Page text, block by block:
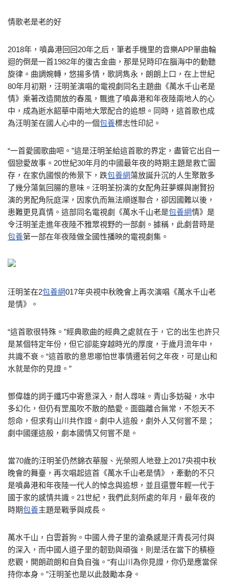
情歌老是老的好
2018年，噴鼻港回回20年之后，筆者手機里的音樂APP單曲輪
迴的倒是一首1982年的復古金曲，那是兒時印在腦海中的動聽
旋律。曲調婉轉，悠揚多情，歌詞雋永，朗朗上口，在上世紀
80年月初期，汪明荃演唱的電視劇同名主題曲《萬水千山老是
情》乘著改造開放的春風，飄進了噴鼻港和年夜陸兩地人的心
中，成為逝水韶華中兩地大眾配合的追想。同時，這首歌也成
為汪明荃在國人心中的一個包養標志性印記。
“一首愛國歌曲吧。”這是汪明荃給這首歌的界定，盡管它出自一
個戀愛故事。20世紀30年月的中國最年夜的時期主題是救亡圖
存，在家仇國恨的佈景下，跌包養網蕩放誕升沉的人生聚散多
了幾分蕩氣回腸的意味。汪明荃扮演的女配角莊夢蝶與謝賢扮
演的男配角阮庭深，因家仇而無法順遂聯合，卻因國難以後，
患難更見真情。這部同名電視劇《萬水千山老是包養網情》是
令汪明荃走進年夜陸不雅眾視野的一部劇。據稱，此劇昔時是
包養第一部在年夜陸做全國性播映的電視劇集。
汪明荃在2包養網017年央視中秋晚會上再次演唱《萬水千山老
是情》。
“這首歌很特殊。”經典歌曲的經典之處就在于，它的出生也許只
是某個特定年份，但它卻能穿越時光的厚度，于歲月流年中，
共識不衰。“這首歌的意思哪怕世事情遷若何之年夜，可是山和
水就是你的見證。”
鄧偉雄的詞于纖巧中寄意深入，耐人尋味。青山多妨礙，水中
多幻化，但仍有罡風吹不散的酷愛。面臨離合無常，不怨天不
怨命，但求有山川共作證。劇中人這般，劇外人又何嘗不是；
劇中國運這般，劇本國情又何嘗不是。
當70歲的汪明荃仍然錦衣華服、光榮照人地登上2017央視中秋
晚會的舞臺，再次唱起這首《萬水千山老是情》，牽動的不只
是噴鼻港和年夜陸一代人的悼念與追想，並且還豐年輕一代于
國于家的感情共識。21世紀，我們此刻所處的年月，最年夜的
時期包養主題是戰爭與成長。
萬水千山，白雲蒼狗。中國人骨子里的滄桑感是汗青長河付與
的深入，而中國人道子里的韌勁與頑強，則是活在當下的積極
悲觀，開朗疏朗和自負自強。“有山川為你見證，你仍是應當保
持你本身。”汪明荃也是以此鼓勵本身。